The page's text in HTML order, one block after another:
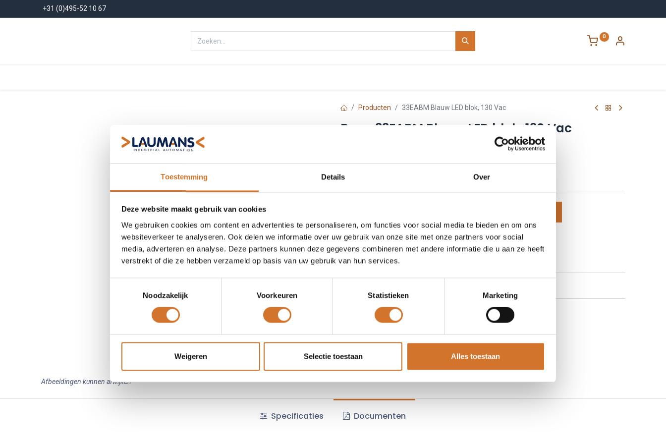
Toestemming Details Over
Deze website maakt gebruik van cookies
We gebruiken cookies om content en advertenties te personaliseren, om functies voor social media te bieden en om ons
websiteverkeer te analyseren. Ook delen we informatie over uw gebruik van onze site met onze partners voor social
media, adverteren en analyse. Deze partners kunnen deze gegevens combineren met andere informatie die u aan ze heeft
verstrekt of die ze hebben verzameld op basis van uw gebruik van hun services.
Noodzakelijk
Voorkeuren Statistieken Marketing
Weigeren Selectie toestaan Alles toestaan
+31 (0)495-52 10 67
0
Afbeeldingen kunnen afwijken
Producten 33EABM Blauw LED blok, 130 Vac
Baco 33EABM Blauw LED blok, 130 Vac
€13,93
Prijs per stuk excl. BTW
Vergelijken Toevoegen aan verlanglijst
Vraag offerte
Fabrikantcode : 33EABM
Minimale afname :
Specificaties Documenten